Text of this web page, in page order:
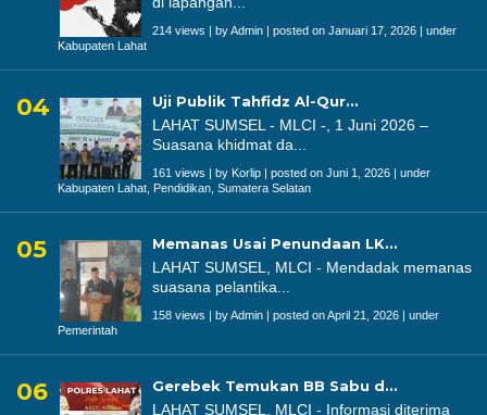
214 views | byAdmin | posted on Januari 17, 2026 | under
Kabupaten Lahat
Uji Publik Tahfidz Al-Qur...
LAHAT SUMSEL - MLCI -, 1 Juni 2026 –
Suasana khidmat da...
161 views | by Korlip | posted on Juni 1, 2026 | under
Kabupaten Lahat Pendidikan Sumatera Selatan
Memanas Usai Penundaan LK...
LAHAT SUMSEL, MLCI - Mendadak memanas
suasana pelantika...
158 views | byAdmin | posted on April 21, 2026 | under
Pemerintah
Gerebek Temukan BB Sabu d...
LAHAT SUMSEL, MLCI - Informasi diterima